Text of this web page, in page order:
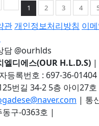
1 2 3 4
관 개인정보처리방침 이
담 @ourhlds
엘디에스(OUR H.L.D.S) |
등록번호 : 697-36-01404
번길 34-2 5층 아이27호
| 통
구-0363호 |